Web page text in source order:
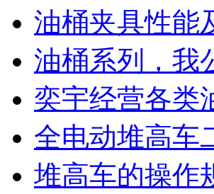
油桶夹具性能
油桶系列，我
奕宇经营各
全电动堆高
堆高车的操